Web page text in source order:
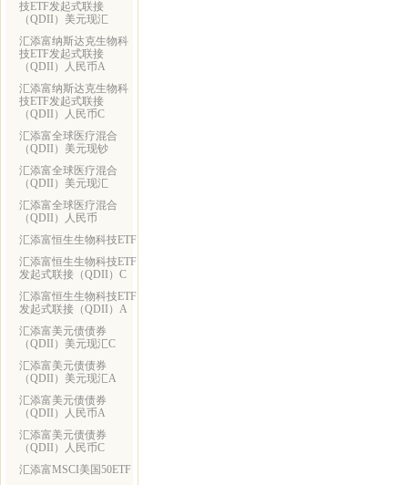
技ETF发起式联接
（QDII）美元现汇
汇添富纳斯达克生物科
技ETF发起式联接
（QDII）人民币A
汇添富纳斯达克生物科
技ETF发起式联接
（QDII）人民币C
汇添富全球医疗混合
（QDII）美元现钞
汇添富全球医疗混合
（QDII）美元现汇
汇添富全球医疗混合
（QDII）人民币
汇添富恒生生物科技ETF
汇添富恒生生物科技ETF
发起式联接（QDII）C
汇添富恒生生物科技ETF
发起式联接（QDII）A
汇添富美元债债券
（QDII）美元现汇C
汇添富美元债债券
（QDII）美元现汇A
汇添富美元债债券
（QDII）人民币A
汇添富美元债债券
（QDII）人民币C
汇添富MSCI美国50ETF